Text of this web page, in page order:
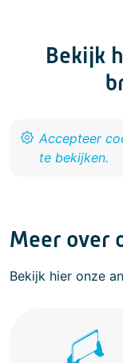
Bekijk
Meer over
Bekijk hier onze